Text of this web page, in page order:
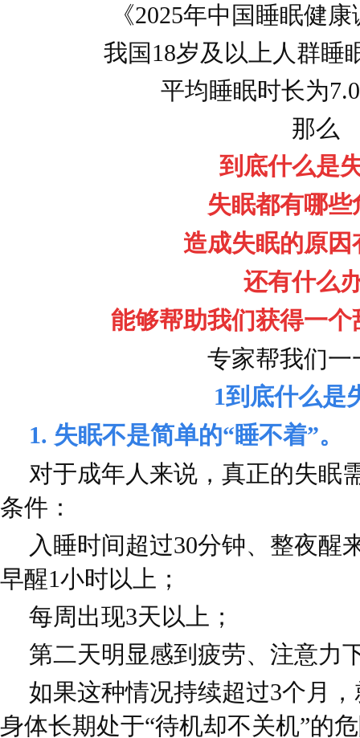
《2025年中国睡眠健
我国18岁及以上人群睡
平均睡眠时长为
那么
到底什么是
失眠都有哪些
造成失眠的原因
还有什么
能够帮助我们获得一
专家帮我们一
1到底什么是
1. 失眠不是简单的“睡不着”。
对于成年人来说，真正的失眠
条件：
入睡时间超过30分钟、整夜醒
早醒1小时以上；
每周出现3天以上；
第二天明显感到疲劳、注意力
如果这种情况持续超过3个月
身体长期处于“待机却不关机”的